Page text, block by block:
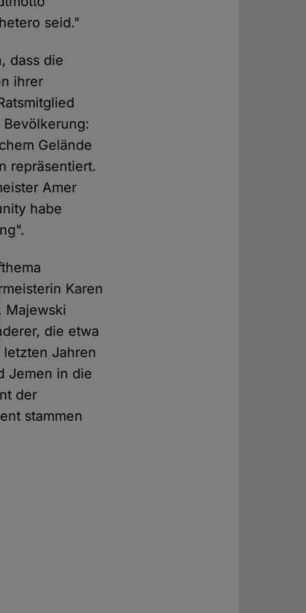
seid."
dass die
ihrer
Gelände
repräsentiert.
Amer
habe
Karen
Majewski
die etwa
Jahren
Jemen in die
der
stammen